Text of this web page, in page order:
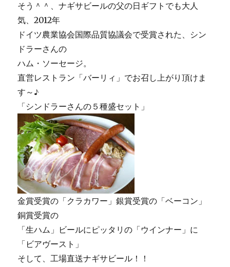
そう＾＾、ナギサビールの父の日ギフトでも大人
気、2012年
ドイツ農業協会国際品質協議会で受賞された、シン
ドラーさんの
ハム・ソーセージ。
直営レストラン「バーリィ」でお召し上がり頂けま
す～♪
「シンドラーさんの５種盛セット」
金賞受賞の「クラカワー」銀賞受賞の「ベーコン」
銅賞受賞の
「生ハム」ビールにピッタリの「ウインナー」に
「ビアヴースト」
そして、工場直送ナギサビール！！